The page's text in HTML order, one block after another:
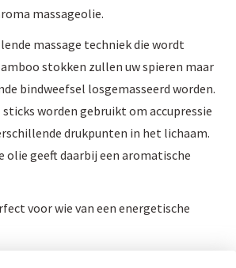
massageolie.
massage techniek die wordt
stokken zullen uw spieren maar
bindweefsel losgemasseerd worden.
sticks worden gebruikt om accupressie
drukpunten in het lichaam.
olie geeft daarbij een aromatische
voor wie van een energetische